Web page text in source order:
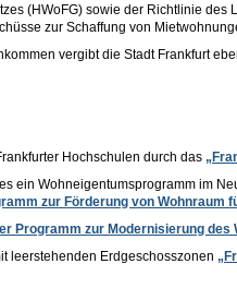
(HWoFG) sowie der Richtlinie
zur Schaffung von
vergibt die Stadt Frankfurt
Hochschulen durch das
ein Wohneigentumsprogramm im
zur Förderung von Wohnraum
Programm zur Modernisierung des
leerstehenden Erdgeschosszonen